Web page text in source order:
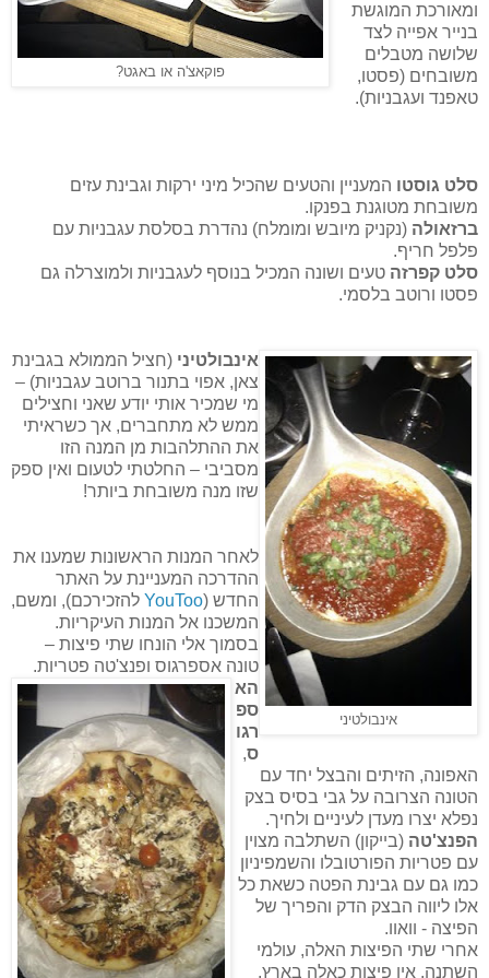
פוקאצ'ה או באגט?
ומאורכת המוגשת
בנייר אפייה לצד
שלושה מטבלים
משובחים (פסטו,
טאפנד ועגבניות).
סלט גוסטו המעניין והטעים שהכיל מיני ירקות וגבינת עזים
משובחת מטוגנת בפנקו.
ברזאולה (נקניק מיובש ומומלח) נהדרת בסלסת עגבניות עם
פלפל חריף.
סלט קפרזה טעים ושונה המכיל בנוסף לעגבניות ולמוצרלה גם
פסטו ורוטב בלסמי.
אינבולטיני
אינבולטיני (חציל הממולא בגבינת
צאן, אפוי בתנור ברוטב עגבניות) –
מי שמכיר אותי יודע שאני וחצילים
ממש לא מתחברים, אך כשראיתי
את ההתלהבות מן המנה הזו
מסביבי – החלטתי לטעום ואין ספק
שזו מנה משובחת ביותר!
לאחר המנות הראשונות שמענו את
ההדרכה המעניינת על האתר
החדש (YouToo להזכירכם), ומשם,
המשכנו אל המנות העיקריות.
בסמוך אלי הונחו שתי פיצות –
טונה אספרגוס ופנצ'טה פטריות.
הא
ספ
רגו
ס,
האפונה, הזיתים והבצל יחד עם
הטונה הצרובה על גבי בסיס בצק
נפלא יצרו מעדן לעיניים ולחיך.
הפנצ'טה (בייקון) השתלבה מצוין
עם פטריות הפורטובלו והשמפיניון
כמו גם עם גבינת הפטה כשאת כל
אלו ליווה הבצק הדק והפריך של
הפיצה - וואוו.
אחרי שתי הפיצות האלה, עולמי
השתנה. אין פיצות כאלה בארץ.